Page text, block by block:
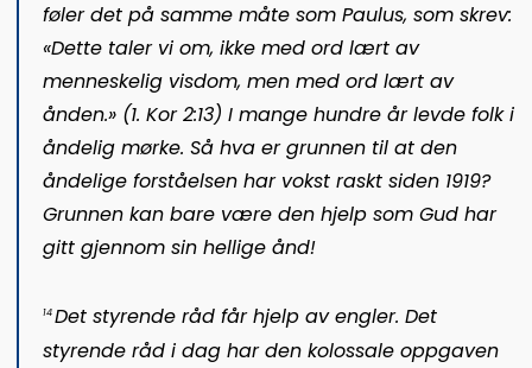
føler det på samme måte som Paulus, som skrev:
«Dette taler vi om, ikke med ord lært av
menneskelig visdom, men med ord lært av
ånden.»(1. Kor 2:13) I mange hundre år levde folk i
åndelig mørke. Så hva er grunnen til at den
åndelige forståelsen har vokst raskt siden 1919?
Grunnen kan bare være den hjelp som Gud har
gitt gjennom sin hellige ånd!
14 Det styrende råd får hjelp av engler. Det
styrende råd i dag har den kolossale oppgaven